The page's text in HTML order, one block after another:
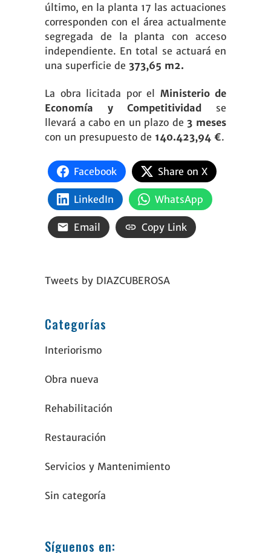
último, en la planta 17 las actuaciones
corresponden con el área actualmente
segregada de la planta con acceso
independiente. En total se actuará en
una superficie de 373,65 m2.
La obra licitada por el Ministerio de
Economía y Competitividad
se
llevará a cabo en un plazo de3 meses
con un presupuesto de 140.423,94 €.
Facebook Share on X
LinkedIn WhatsApp
Email Copy Link
Tweets by DIAZCUBEROSA
Categorías
Interiorismo
Obra nueva
Rehabilitación
Restauración
Servicios y Mantenimiento
Sin categoría
Síguenos en: